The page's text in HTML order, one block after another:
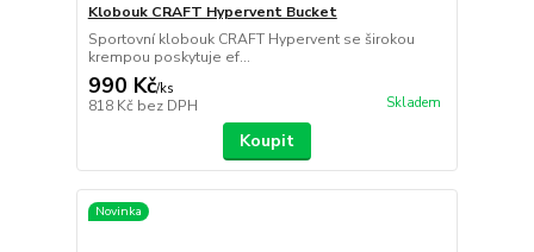
Klobouk CRAFT Hypervent Bucket
Sportovní klobouk CRAFT Hypervent se širokou
krempou poskytuje ef...
990 Kč/ks
818 Kč bez DPH Skladem
Koupit
Novinka